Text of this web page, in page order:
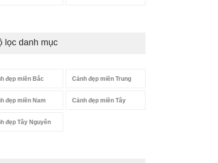
lọc danh mục
đẹp miền Bắc Cảnh đẹp miền Trung
đẹp miền Nam Cảnh đẹp miền Tây
đẹp Tây Nguyên